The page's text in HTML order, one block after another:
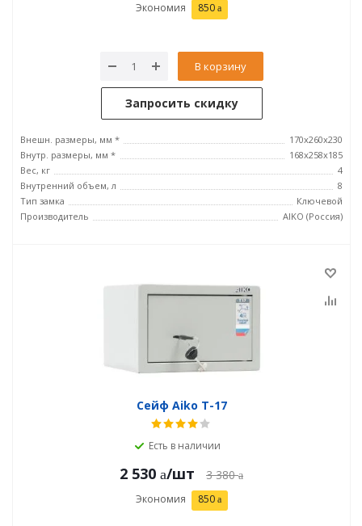
Экономия 850
В корзину
Запросить скидку
Внешн. размеры, мм *
170x260x230
Внутр. размеры, мм *
168x258x185
Вес, кг
4
Внутренний объем, л
8
Тип замка
Ключевой
Производитель
AIKO (Россия)
Сейф Aiko T-17
Есть в наличии
2 530 /шт 3 380
Экономия 850